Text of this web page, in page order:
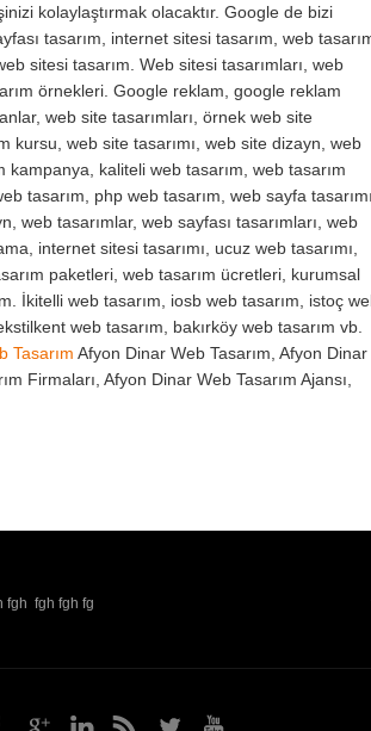
kolaylaştırmak olacaktır. Google de bizi
tasarım, internet sitesi tasarım, web
sitesi tasarım. Web sitesi tasarımları, web
örnekleri. Google reklam, google reklam
web site tasarımları, örnek web site
kursu, web site tasarımı, web site dizayn, web
kaliteli web tasarım, web tasarım
tasarım, php web tasarım, web sayfa
web tasarımlar, web sayfası tasarımları, web
internet sitesi tasarımı, ucuz web tasarımı,
paketleri, web tasarım ücretleri, kurumsal
İkitelli web tasarım, iosb web tasarım, istoç
web tasarım, bakırköy web tasarım vb.
Tasarım Afyon Dinar Web Tasarım, Afyon Dinar
Firmaları, Afyon Dinar Web Tasarım Ajansı,
fgh fgh fgh fg